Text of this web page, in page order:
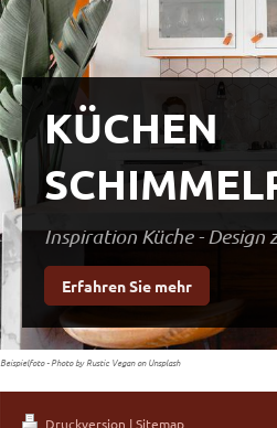
KÜCHEN
Inspiration Küche - Design
Erfahren Sie mehr
Beispielfoto - Photo by Rustic Vegan on Unsplash
Druckversion |Sitemap